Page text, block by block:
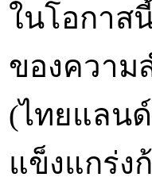
ในโอกาส
ของความ
(ไทยแลน
แข็งแกร่ง